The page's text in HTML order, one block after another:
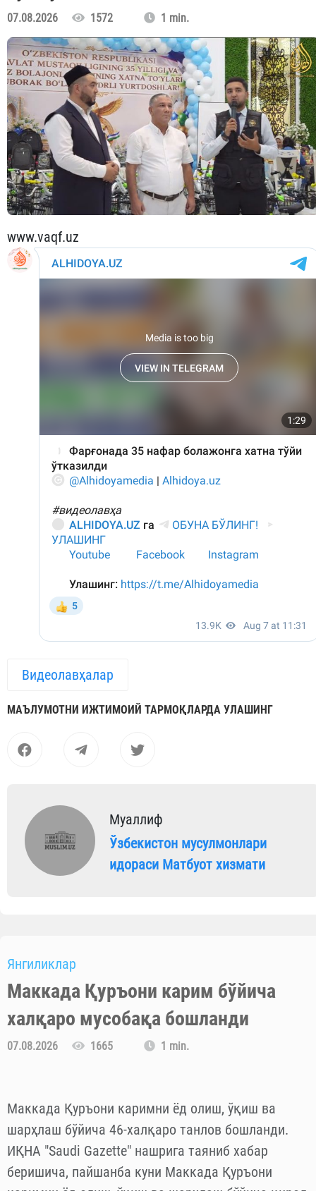
07.08.2026 1572 1 min.
www.vaqf.uz
Видеолавҳалар
МАЪЛУМОТНИ ИЖТИМОИЙ ТАРМОҚЛАРДА УЛАШИНГ
Муаллиф
Ўзбекистон мусулмонлари
идораси Матбуот хизмати
Янгиликлар
Маккада Қуръони карим бўйича
халқаро мусобақа бошланди
07.08.2026 1665 1 min.